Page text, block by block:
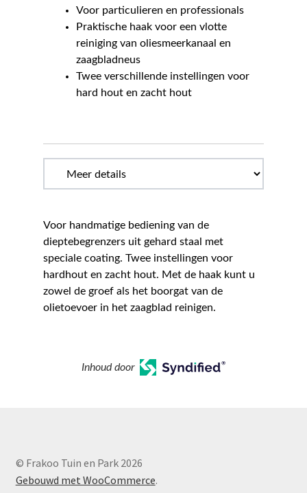
Voor particulieren en professionals
Praktische haak voor een vlotte
reiniging van oliesmeerkanaal en
zaagbladneus
Twee verschillende instellingen voor
hard hout en zacht hout
Voor handmatige bediening van de
dieptebegrenzers uit gehard staal met
speciale coating. Twee instellingen voor
hardhout en zacht hout. Met de haak kunt u
zowel de groef als het boorgat van de
olietoevoer in het zaagblad reinigen.
Inhoud door
© Frakoo Tuin en Park 2026
Gebouwd met WooCommerce.